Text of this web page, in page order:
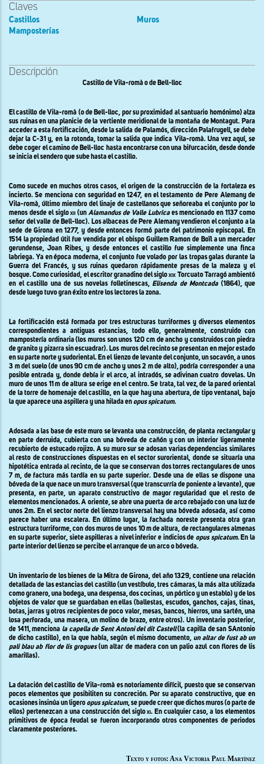
Claves
Castillos
Mamposterías
Muros
Descripción
Castillo de Vila-romà o de Bell-lloc
El castillo de Vila-romà (o de Bell-lloc, por su proximidad al santuario homónimo) alza
sus ruinas en una planicie de la vertiente meridional de la montaña de Montagut. Para
acceder a esta fortificación, desde la salida de Palamós, dirección Palafrugell, se debe
dejarla C-31 y, en la rotonda, tomar la salida que indica Vila-romà. Una vez aquí, se
debe coger el camino de Bell-lloc hasta encontrarse con una bifurcación, desde donde
se inicia el sendero que sube hasta el castillo.
Como sucede en muchos otros casos, el origen de la construcción de la fortaleza es
incierto. Se menciona con seguridad en 1247, en el testamento de Pere Alemany de
Vila-romà, último miembro del linaje de castellanos que señoreaba el conjunto por lo
menos desde el sigloxii (unAlamandus de Valle Lubricaes mencionado en 1137 como
señor del valle de Bell-lloc). Los albaceas de Pere Alemany vendieron el conjunto a la
sede de Girona en 1277, y desde entonces formó parte del patrimonio episcopal. En
1514 la propiedad útil fue vendida por el obispo Guillem Ramon de Boïl a un mercader
gerundense, Joan Ribes, y desde entonces el castillo fue simplemente una finca
labriega. Ya en época moderna, el conjunto fue volado por las tropas galas durante la
Guerra del Francés, y sus ruinas quedaron rápidamente presas de la maleza y el
bosque. Como curiosidad, el escritor granadino del sigloxix Torcuato Tarragó ambientó
en el castillo una de sus novelas folletinescas, Elisenda de Montcada(1864), que
desde luego tuvo gran éxito entre los lectores la zona.
La fortificación está formada por tres estructuras turriformes y diversos elementos
correspondientes a antiguas estancias, todo ello, generalmente, construido con
mampostería ordinaria (los muros son unos120 cmde ancho y construidos con piedra
de granito y pizarra sin escuadrar). Los muros del recinto se presentan en mejor estado
en su parte norte y sudoriental. En el lienzo de levante del conjunto, un socavón, a unos
3 mdel suelo (de unos90 cmde ancho y unos2 mde alto), podría corresponder a una
posible entrada y, donde debía ir el arco, al intradós, se adivinan cuatro dovelas. Un
muro de unos 11 m de altura se erige en el centro. Se trata, tal vez, de la pared oriental
de la torre de homenaje del castillo, en la que hay una abertura, de tipo ventanal, bajo
la que aparece una aspillera y una hilada en opus spicatum.
Adosada a las base de este muro se levanta una construcción, de planta rectangular y
en parte derruida, cubierta con una bóveda de cañón y con un interior ligeramente
recubierto de estucado rojizo. A su muro sur se adosan varias dependencias similares
al resto de construcciones dispuestas en el sector suroriental, donde se situaría una
hipotética entrada al recinto, de la que se conservan dos torres rectangulares de unos
7 m, de factura más tardía en su parte superior. Desde una de ellas se dispone una
bóveda de la que nace un muro transversal (que transcurría de poniente a levante), que
presenta, en parte, un aparato constructivo de mayor regularidad que el resto de
elementos mencionados. A oriente, se abre una puerta de arco rebajado con una luz de
unos 2m. En el sector norte del lienzo transversal hay una bóveda adosada, así como
parece haber una escalera. En último lugar, la fachada noreste presenta otra gran
estructura turriforme, con dos muros de unos 10 mde altura, de rectangulares almenas
en su parte superior, siete aspilleras a nivel inferior e indicios de opus spicatum. En la
parte interior del lienzo se percibe el arranque de un arco o bóveda.
Un inventario de los bienes de la Mitra de Girona, del año 1329, contiene una relación
detallada de las estancias del castillo(un vestíbulo, tres cámaras, la más alta utilizada
como granero, una bodega, una despensa, dos cocinas, un pórtico y un establo)y de los
objetos de valor que se guardaban en ellas (ballestas, escudos, ganchos, cajas, tinas,
botas, jarras y otros recipientes de poco valor, mesas, bancos, hierros, una sartén, una
losa perforada, una masera, un molino de brazo, entre otros).Un inventario posterior,
de 1411, menciona la capella de Sent Antoni del dit Castell(la capilla de san SAntonio
de dicho castillo), en la que había, según el mismo documento, un altar de fust ab un
pali blau ab flor de lis grogues(un altar de madera con un palio azul con flores de lis
amarillas).
La datación del castillo de Vila-romà es notoriamente difícil, puesto que se conservan
pocos elementos que posibiliten su concreción. Por su aparato constructivo, que en
ocasiones insinúa un ligero opus spicatum, se puede creer que dichos muros (o parte de
ellos) pertenezcan a una construcción del sigloxi. En cualquier caso, a los elementos
primitivos de época feudal se fueron incorporando otros componentes de periodos
claramente posteriores.
Texto y fotos: Ana Victoria Paul Martínez